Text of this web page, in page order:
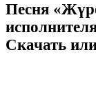
Песня
Скачать